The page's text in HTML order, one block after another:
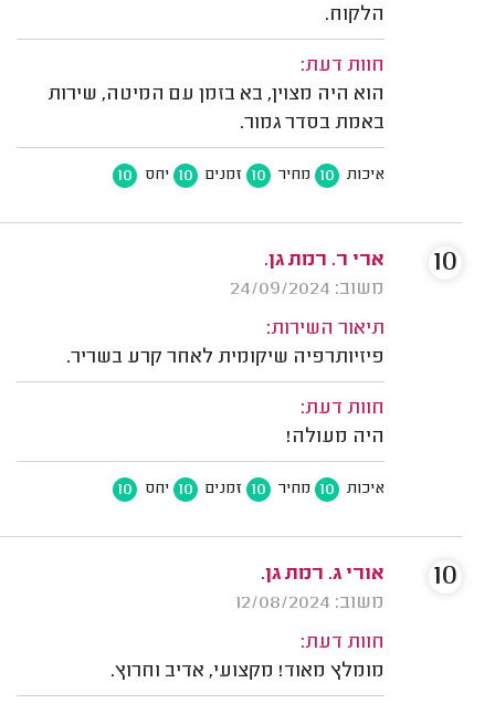
הלקוח.
חוות דעת:
הוא היה מצוין, בא בזמן עם המיטה, שירות
באמת בסדר גמור.
איכות 10 מחיר 10 זמנים 10 יחס 10
ארי ר. רמת גן.
משוב: 24/09/2024
תיאור השירות:
פיזיותרפיה שיקומית לאחר קרע בשריר.
חוות דעת:
היה מעולה!
איכות 10 מחיר 10 זמנים 10 יחס 10
10
אורי ג. רמת גן.
משוב: 12/08/2024
חוות דעת:
מומלץ מאוד! מקצועי, אדיב וחרוץ.
10